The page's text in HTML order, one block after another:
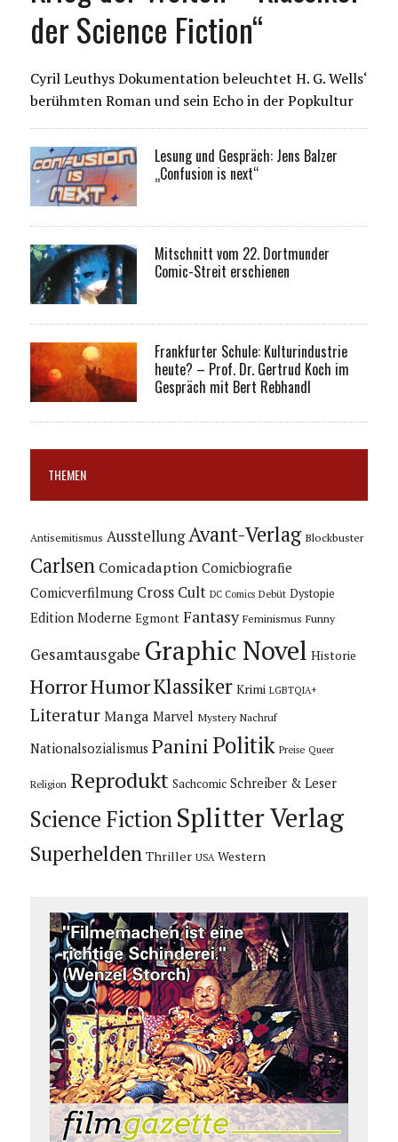
der Science Fiction“
Cyril Leuthys Dokumentation beleuchtet H. G. Wells‘
berühmten Roman und sein Echo in der Popkultur
Lesung und Gespräch: Jens Balzer
„Confusion is next“
Mitschnitt vom 22. Dortmunder
Comic-Streit erschienen
Frankfurter Schule: Kulturindustrie
heute? – Prof. Dr. Gertrud Koch im
Gespräch mit Bert Rebhandl
THEMEN
Antisemitismus Ausstellung Avant-Verlag Blockbuster
Carlsen Comicadaption Comicbiografie
Comicverfilmung Cross Cult DC Comics Debüt Dystopie
Edition Moderne Egmont Fantasy Feminismus Funny
Gesamtausgabe Graphic Novel Historie
HorrorHumorKlassiker Krimi LGBTQIA+
Literatur Manga Marvel Mystery Nachruf
Nationalsozialismus Panini Politik Preise Queer
Religion Reprodukt Sachcomic Schreiber & Leser
Science Fiction Splitter Verlag
Superhelden Thriller USA Western